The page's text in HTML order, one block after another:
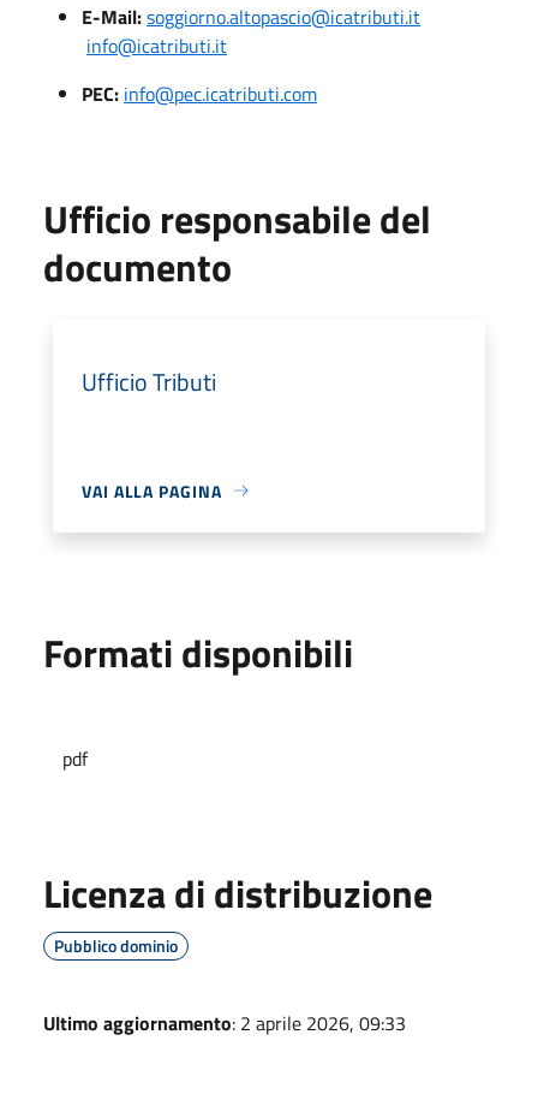
E-Mail:soggiorno.altopascio@icatributi.it
info@icatributi.it
PEC: info@pec.icatributi.com
Ufficio responsabile del
documento
Ufficio Tributi
VAI ALLA PAGINA
Formati disponibili
pdf
Licenza di distribuzione
Pubblico dominio
Ultimo aggiornamento: 2 aprile 2026, 09:33